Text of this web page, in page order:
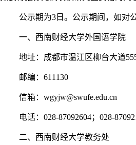
公示期为3 日。公示期间，如对
一、西南财经大学外国语学院
地址：成都市温江区柳台大道
邮编： 611130
信箱： wgyjw@swufe.edu.cn
电话： 028-87092604； 028-
二、西南财经大学教务处